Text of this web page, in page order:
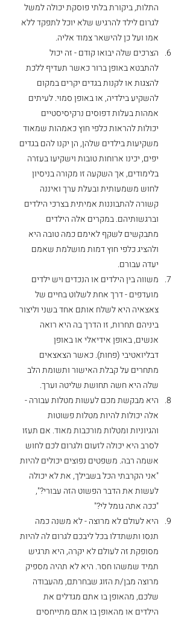
התלות, ביקורת בלתי פוסקת יכולה למשל
לגרום לילד להרגיש שלא יוכל לתפקד ללא
אמו ועל כן להישאר צמוד אליה.
הצרכים שלה יבואו קודם - זה יכול
להתבטא באופן ברור כאשר תעדיף ללכת
להצגות או לקנות בגדים יקרים במקום
להשקיע בילדיה, או באופן סמוי. לעיתים
אמהות בעלות דפוסים נרקיסיסטיים
יכולות להראות כלפי חוץ כאמהות שמאוד
משקיעות בילדים שלהן, הן יקנו להם בגדים
יפים, יכינו ארוחות טובות וישקיעו בעזרה
בלימודים, אך השקעה זו מקורה בניסיון
לחוש משמעותית ובעלת ערך ואיננה
קשורה להתבוננות אמיתית בצרכי הילדים
וברגשותיהם. במקרים אלה הילדים
מתבקשים לשקף לאימם כמה טובה היא
ולהציג כלפי חוץ דמות מושלמת שאמם
יעדה עבורם.
משווה בין הילדים או הנכדים ויש ילדים
מועדפים - דרך אחת לשלוט בחיים של
צאצאיה היא לשלח אותם אחד בשני וליצור
ביניהם תחרות, זו הדרך בה היא רואה
אנשים, באופן אידיאלי או באופן
דבליואטיבי (פחות). כאשר הצאצאים
מתחרים על קבלת האישור ותשומת הלב
שלה היא חשה תחושת שליטה וערך.
היא מבקשת מכם לעשות מטלות עבורה -
אלה יכולות להיות מטלות פשוטות
והגיוניות ומטלות מורכבות מאוד. אם תעזו
לסרב היא יכולה לזעום ולגרום לכם לחוש
אשמה רבה. משפטים נפוצים יכולים להיות
"אני הקרבתי הכל בשבילך, את לא יכולה
לעשות את הדבר הפשוט הזה עבורי?",
"ככה אתה גומל לי?"
היא לעולם לא מרוצה - לא משנה כמה
תנסו ותשתדלו בכל ליבכם לגרום לה להיות
מסופקת זה לעולם לא יקרה, היא תרגיש
תמיד שמשהו חסר. היא לא תהיה מספיק
מרוצה מבן/ת הזוג שבחרתם, מהעבודה
שלכם, מהאופן בו אתם מגדלים את
הילדים או מהאופן בו אתם מתייחסים